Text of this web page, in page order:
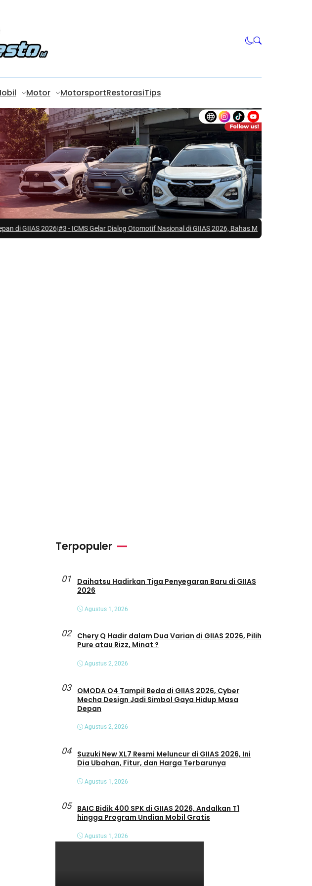
Motor MotorsportRestorasiTips
di GIIAS 2026|#3 -ICMS Gelar Dialog Otomotif Nasional di GIIAS 2026, Bahas Masa Depan
Terpopuler
01
Daihatsu Hadirkan Tiga Penyegaran Baru di GIIAS
2026
Agustus 1, 2026
02
Chery Q Hadir dalam Dua Varian di GIIAS 2026, Pilih
Pure atau Rizz, Minat ?
Agustus 2, 2026
03
OMODA O4 Tampil Beda di GIIAS 2026, Cyber
Mecha Design Jadi Simbol Gaya Hidup Masa
Depan
Agustus 2, 2026
04
Suzuki New XL7 Resmi Meluncur di GIIAS 2026, Ini
Dia Ubahan, Fitur, dan Harga Terbarunya
Agustus 1, 2026
05
BAIC Bidik 400 SPK di GIIAS 2026, Andalkan T1
hingga Program Undian Mobil Gratis
Agustus 1, 2026